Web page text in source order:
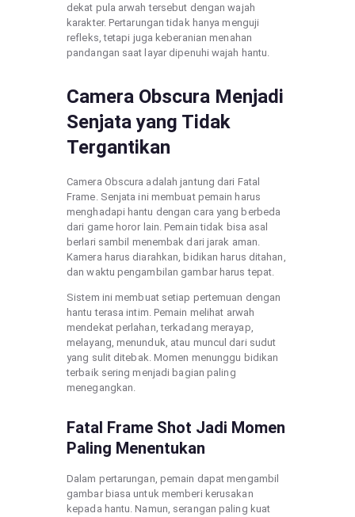
dekat pula arwah tersebut dengan wajah
karakter. Pertarungan tidak hanya menguji
refleks, tetapi juga keberanian menahan
pandangan saat layar dipenuhi wajah hantu.
Camera Obscura Menjadi
Senjata yang Tidak
Tergantikan
Camera Obscura adalah jantung dari Fatal
Frame. Senjata ini membuat pemain harus
menghadapi hantu dengan cara yang berbeda
dari game horor lain. Pemain tidak bisa asal
berlari sambil menembak dari jarak aman.
Kamera harus diarahkan, bidikan harus ditahan,
dan waktu pengambilan gambar harus tepat.
Sistem ini membuat setiap pertemuan dengan
hantu terasa intim. Pemain melihat arwah
mendekat perlahan, terkadang merayap,
melayang, menunduk, atau muncul dari sudut
yang sulit ditebak. Momen menunggu bidikan
terbaik sering menjadi bagian paling
menegangkan.
Fatal Frame Shot Jadi Momen
Paling Menentukan
Dalam pertarungan, pemain dapat mengambil
gambar biasa untuk memberi kerusakan
kepada hantu. Namun, serangan paling kuat